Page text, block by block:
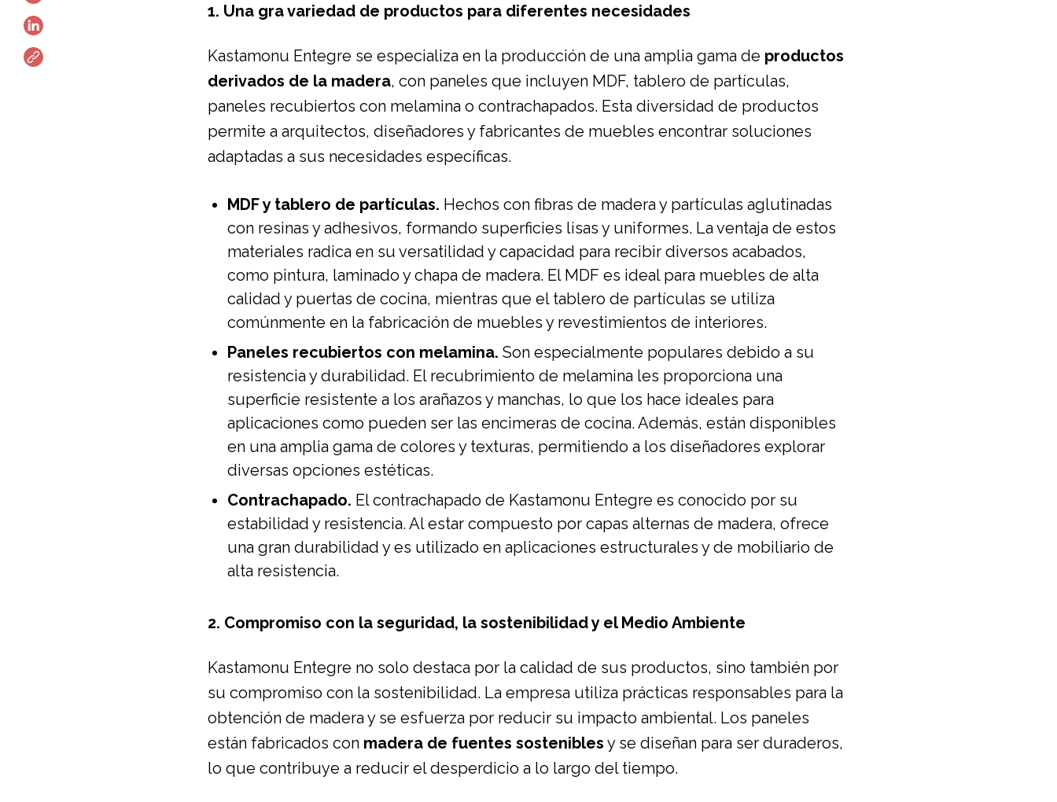
1. Una gra variedad de productos para diferentes necesidades
Kastamonu Entegre se especializa en la producción de una amplia gama de productos
derivados de la madera, con paneles que incluyen MDF, tablero de partículas,
paneles recubiertos con melamina o contrachapados. Esta diversidad de productos
permite a arquitectos, diseñadores y fabricantes de muebles encontrar soluciones
adaptadas a sus necesidades específicas.
MDF y tablero de partículas. Hechos con fibras de madera y partículas aglutinadas
con resinas y adhesivos, formando superficies lisas y uniformes. La ventaja de estos
materiales radica en su versatilidad y capacidad para recibir diversos acabados,
como pintura, laminado y chapa de madera. El MDF es ideal para muebles de alta
calidad y puertas de cocina, mientras que el tablero de partículas se utiliza
comúnmente en la fabricación de muebles y revestimientos de interiores.
Paneles recubiertos con melamina. Son especialmente populares debido a su
resistencia y durabilidad. El recubrimiento de melamina les proporciona una
superficie resistente a los arañazos y manchas, lo que los hace ideales para
aplicaciones como pueden ser las encimeras de cocina. Además, están disponibles
en una amplia gama de colores y texturas, permitiendo a los diseñadores explorar
diversas opciones estéticas.
Contrachapado. El contrachapado de Kastamonu Entegre es conocido por su
estabilidad y resistencia. Al estar compuesto por capas alternas de madera, ofrece
una gran durabilidad y es utilizado en aplicaciones estructurales y de mobiliario de
alta resistencia.
2. Compromiso con la seguridad, la sostenibilidad y el Medio Ambiente
Kastamonu Entegre no solo destaca por la calidad de sus productos, sino también por
su compromiso con la sostenibilidad. La empresa utiliza prácticas responsables para la
obtención de madera y se esfuerza por reducir su impacto ambiental. Los paneles
están fabricados con madera de fuentes sostenibles y se diseñan para ser duraderos,
lo que contribuye a reducir el desperdicio a lo largo del tiempo.